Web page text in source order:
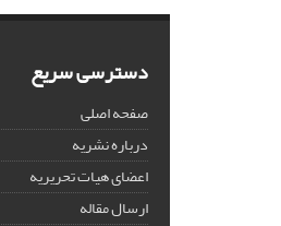
دسترسی سریع
صفحه اصلی
درباره نشریه
اعضای هیات تحریریه
ارسال مقاله